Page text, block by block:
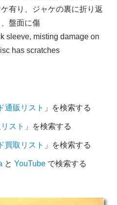
有り、ジャケの裏に折り返
、盤面に傷
sleeve, misting damage on
has scratches
通販リスト 」を検索する
スト 」を検索する
買取リスト 」を検索する
と YouTubeで検索する